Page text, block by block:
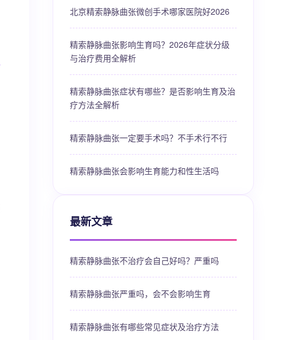
北京精索静脉曲张微创手术哪家医院好2026
精索静脉曲张影响生育吗？2026年症状分级
与治疗费用全解析
精索静脉曲张症状有哪些？是否影响生育及治
疗方法全解析
精索静脉曲张一定要手术吗？不手术行不行
精索静脉曲张会影响生育能力和性生活吗
最新文章
精索静脉曲张不治疗会自己好吗？严重吗
精索静脉曲张严重吗，会不会影响生育
精索静脉曲张有哪些常见症状及治疗方法